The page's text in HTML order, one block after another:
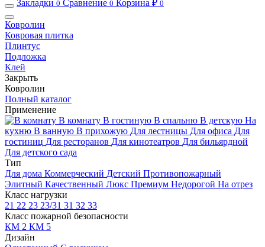
Закладки 0 Сравнение 0 Корзина ₽ 0
Ковролин
Ковровая плитка
Плинтус
Подложка
Клей
Закрыть
Ковролин
Полный каталог
Применение
В комнату В гостиную В спальню В детскую На
кухню В ванную В прихожую Для лестницы Для офиса Для
гостиниц Для ресторанов Для кинотеатров Для бильярдной
Для детского сада
Тип
Для дома Коммерческий Детский Противопожарный
Элитный Качественный Люкс Премиум Недорогой На отрез
Класс нагрузки
21 22 23 23/31 31 32 33
Класс пожарной безопасности
КМ 2 КМ 5
Дизайн